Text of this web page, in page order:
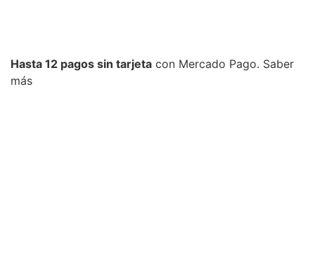
Hasta 12 pagos sin tarjeta con Mercado Pago. Saber
más